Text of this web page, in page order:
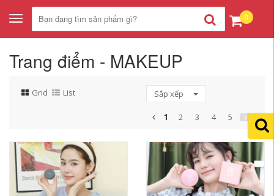
Toggle
navigation
0
Trang điểm - MAKEUP
Grid List Sắp xếp
1 2 3 4 5